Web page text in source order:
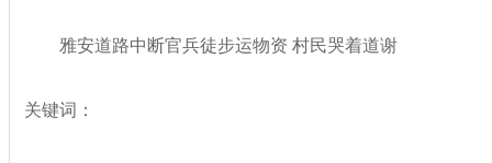
雅安道路中断官兵徒步运物资 村民哭着道谢
关键词：